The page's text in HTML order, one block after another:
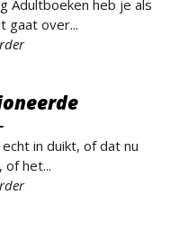
Adultboeken heb je als
gaat over...
in duikt, of dat nu
of het...